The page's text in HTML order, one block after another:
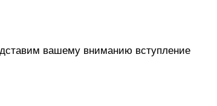
вашему вниманию вступление